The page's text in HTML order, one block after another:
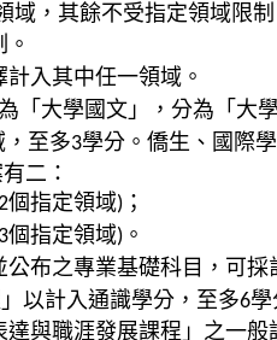
域，其餘不受指定領域限制
入其中任一領域。
「大學國文」，分為「大
至多3學分。僑生、國際
二：
個指定領域)；
個指定領域)。
布之專業基礎科目，可採
以計入通識學分，至多6學
與職涯發展課程」之一